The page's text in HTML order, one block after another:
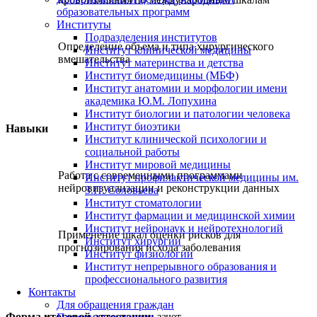
образовательных программ
Институты
Подразделения институтов
Институт клинической медицины
Институт материнства и детства
Институт биомедицины (МБФ)
Институт анатомии и морфологии имени
академика Ю.М. Лопухина
Институт биологии и патологии человека
Институт биоэтики
Институт клинической психологии и
социальной работы
Институт мировой медицины
Институт профилактической медицины им.
З.П. Соловьева
Институт стоматологии
Институт фармации и медицинской химии
Институт нейронаук и нейротехнологий
Институт хирургии
Институт физиологии
Институт непрерывного образования и
профессионального развития
Контакты
Для обращения граждан
Определение объема и типа хирургического
вмешательства
Навыки
Работа с современными программами
нейровизуализации и реконструкции данных
Применение шкал оценки рисков для
прогнозирования исхода заболевания